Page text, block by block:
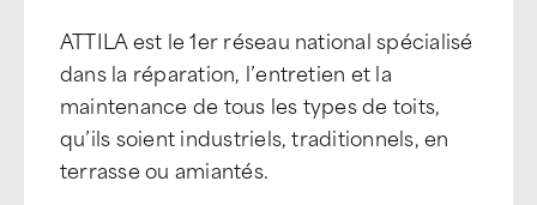
ATTILA est le 1er réseau national spécialisé
dans la réparation, l’entretien et la
maintenance de tous les types de toits,
qu’ils soient industriels, traditionnels, en
terrasse ou amiantés.